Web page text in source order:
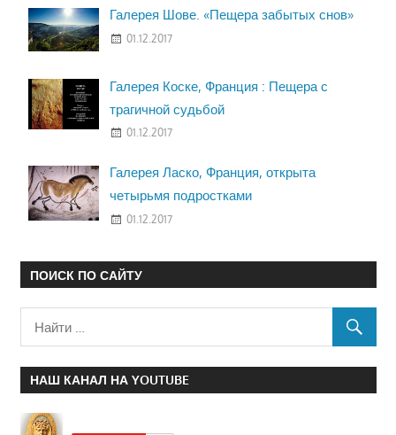
Галерея Шове. «Пещера забытых снов»
01.12.2017
Галерея Коске, Франция : Пещера с
трагичной судьбой
01.12.2017
Галерея Ласко, Франция, открыта
четырьмя подростками
01.12.2017
ПОИСК ПО САЙТУ
НАШ КАНАЛ НА YOUTUBE